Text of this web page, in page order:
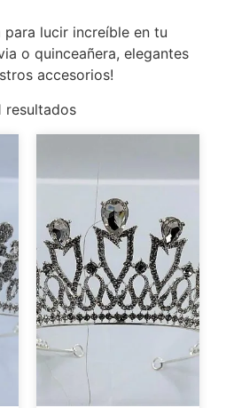
lucir increíble en tu
o quinceañera, elegantes
accesorios!
resultados